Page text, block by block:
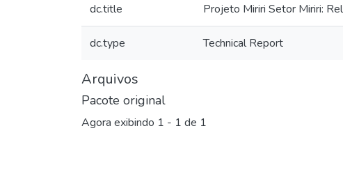
dc.title Projeto Miriri Setor Miriri:
dc.type Technical Report
Arquivos
Pacote original
Agora exibindo 1 - 1 de 1